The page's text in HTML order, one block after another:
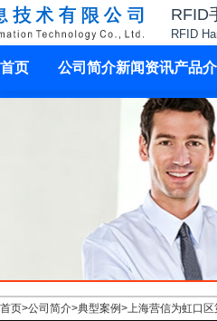
RFID
RFID
首页 公司简介新闻资讯产品
首页>公司简介>典型案例> 上海营信为虹口